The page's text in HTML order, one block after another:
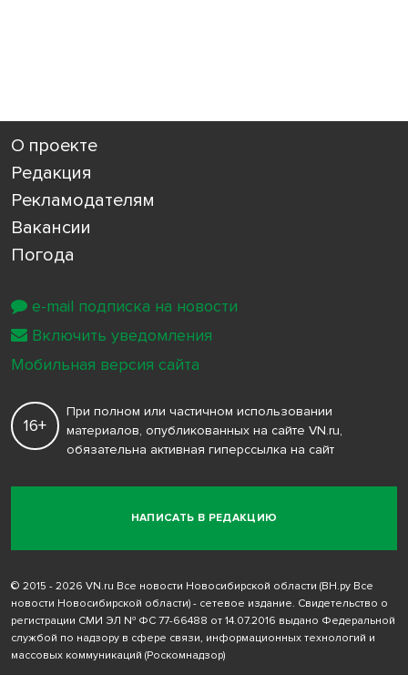
О проекте
Редакция
Рекламодателям
Вакансии
Погода
НАПИСАТЬ В РЕДАКЦИЮ
16+
При полном или частичном использовании
материалов, опубликованных на сайте VN.ru,
обязательна активная гиперссылка на сайт
© 2015 - 2026 VN.ru Все новости Новосибирской области (ВН.ру Все
новости Новосибирской области) - сетевое издание. Свидетельство о
регистрации СМИ ЭЛ № ФС 77-66488 от 14.07.2016 выдано Федеральной
службой по надзору в сфере связи, информационных технологий и
массовых коммуникаций (Роскомнадзор)
e-mail подписка на новости
Включить уведомления
Мобильная версия сайта